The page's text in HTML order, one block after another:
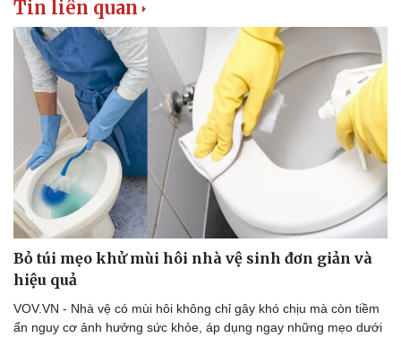
Tin liên quan
Bỏ túi mẹo khử mùi hôi nhà vệ sinh đơn giản và
hiệu quả
VOV.VN - Nhà vệ có mùi hôi không chỉ gây khó chịu mà còn tiềm
ẩn nguy cơ ảnh hưởng sức khỏe, áp dụng ngay những mẹo dưới